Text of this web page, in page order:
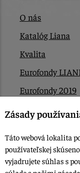
O nás
Katalóg Liana
Kvalita
Eurofondy
Eurofondy 2019
Eurofondy 2022/
Kontakt
Zásady
Táto webová lokalita
používateľskej
vyjadrujete súhlas s